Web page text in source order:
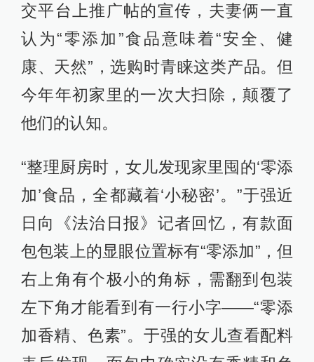
交平台上推广帖的宣传，夫妻俩一直
认为“零添加”食品意味着“安全、健
康、天然”，选购时青睐这类产品。但
今年年初家里的一次大扫除，颠覆了
他们的认知。
“整理厨房时，女儿发现家里囤的‘零添
加’食品，全都藏着‘小秘密’。”于强近
日向《法治日报》记者回忆，有款面
包包装上的显眼位置标有“零添加”，但
右上角有个极小的角标，需翻到包装
左下角才能看到有一行小字——“零添
加香精、色素”。于强的女儿查看配料